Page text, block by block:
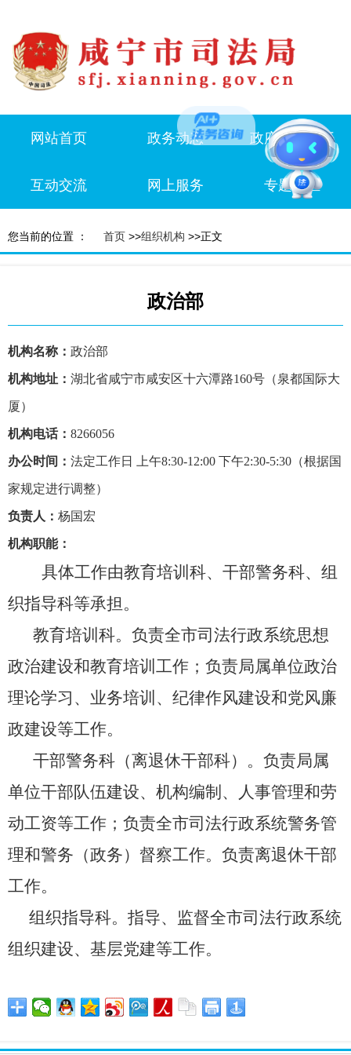
网站首页 政务动态 政府信息公开
互动交流 网上服务 专题专栏
您当前的位置 ： 首页 >>组织机构 >>正文
政治部
机构名称： 政治部
机构地址： 湖北省咸宁市咸安区十六潭路160号（泉都国际大
厦）
机构电话： 8266056
办公时间： 法定工作日 上午8:30-12:00 下午2:30-5:30（根据国
家规定进行调整）
负责人： 杨国宏
机构职能：
具体工作由教育培训科、干部警务科、组
织指导科等承担。
教育培训科。负责全市司法行政系统思想
政治建设和教育培训工作；负责局属单位政治
理论学习、业务培训、纪律作风建设和党风廉
政建设等工作。
干部警务科（离退休干部科）。负责局属
单位干部队伍建设、机构编制、人事管理和劳
动工资等工作；负责全市司法行政系统警务管
理和警务（政务）督察工作。 负责离退休干部
工作。
组织指导科。指导、监督全市司法行政系统
组织建设、基层党建等工作。